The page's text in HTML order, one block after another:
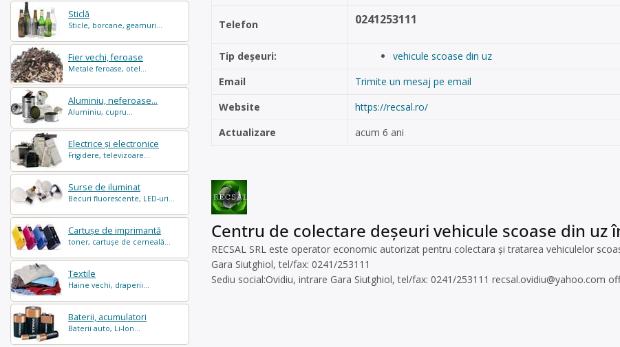
Sticlă
Sticle, borcane, geamuri...
Fier vechi, feroase
Metale feroase, otel...
Aluminiu, neferoase...
Aluminiu, cupru...
Electrice și electronice
Frigidere, televizoare...
Surse de iluminat
Becuri fluorescente, LED-uri...
Cartușe de imprimantă
toner, cartușe de cerneală...
Textile
Haine vechi, draperii...
Baterii, acumulatori
Baterii auto, Li-Ion...
Telefon 0241253111
Tip deșeuri:
vehicule scoase din uz
Email
Trimite un mesaj pe email
Website
https://recsal.ro/
Actualizare
acum 6 ani
Centru de colectare deșeuri vehicule scoase din uz
RECSAL SRL este operator economic autorizat pentru colectara și tratarea vehiculelor
Gara Siutghiol, tel/fax: 0241/253111
Sediu social:Ovidiu, intrare Gara Siutghiol, tel/fax: 0241/253111 recsal.ovidiu@yahoo.com